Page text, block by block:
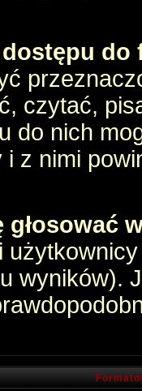
do
czytać,
do nich
z nimi
głosować
wyników).